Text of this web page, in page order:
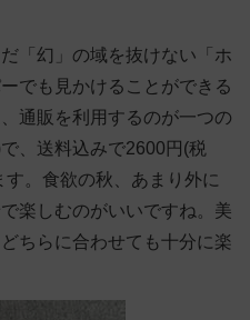
「幻」の域を抜けない「ホ
でも見かけることができる
通販を利用するのが一つの
、送料込みで2600円(税
。食欲の秋、あまり外に
楽しむのがいいですね。美
ちらに合わせても十分に楽